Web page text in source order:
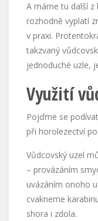
A máme tu další z
rozhodně vyplatí
v praxi.
takzvaný
jednoduché uzle,
Využití
Pojďme se
při horolezectví
Vůdcovský uzel
– provázáním
uvázáním onoho
cvakneme
shora i zdola.